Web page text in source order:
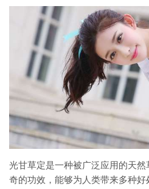
光甘草定是一种被广泛应用的天
奇的功效，能够为人类带来多种好